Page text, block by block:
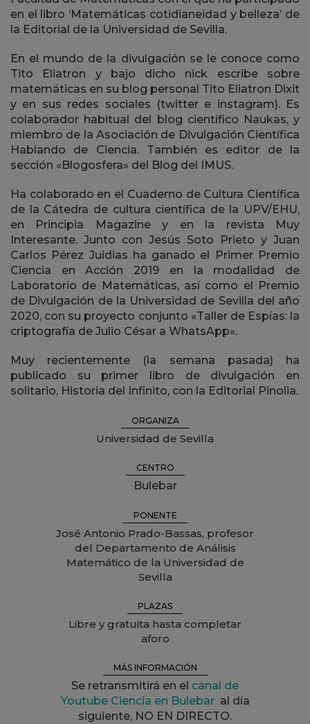
en el libro ‘Matemáticas cotidianeidad y belleza’ de
la Editorial de la Universidad de Sevilla.
En el mundo de la divulgación se le conoce como
Tito Eliatron y bajo dicho nick escribe sobre
matemáticas en su blog personal Tito Eliatron Dixit
y en sus redes sociales (twitter e instagram). Es
colaborador habitual del blog científico Naukas, y
miembro de la Asociación de Divulgación Científica
Hablando de Ciencia. También es editor de la
sección «Blogosfera» del Blog del IMUS.
Ha colaborado en el Cuaderno de Cultura Científica
de la Cátedra de cultura científica de la UPV/EHU,
en Principia Magazine y en la revista Muy
Interesante. Junto con Jesús Soto Prieto y Juan
Carlos Pérez Juidias ha ganado el Primer Premio
Ciencia en Acción 2019 en la modalidad de
Laboratorio de Matemáticas, así como el Premio
de Divulgación de la Universidad de Sevilla del año
2020, con su proyecto conjunto «Taller de Espías: la
criptografía de Julio César a WhatsApp».
Muy recientemente (la semana pasada) ha
publicado su primer libro de divulgación en
solitario, Historia del Infinito, con la Editorial Pinolia.
ORGANIZA
Universidad de Sevilla
CENTRO
Bulebar
PONENTE
José Antonio Prado-Bassas, profesor
del Departamento de Análisis
Matemático de la Universidad de
Sevilla
PLAZAS
Libre y gratuita hasta completar
aforo
MÁS INFORMACIÓN
Se retransmitirá en el canal de
Youtube Ciencia en Bulebar al día
siguiente, NO EN DIRECTO.